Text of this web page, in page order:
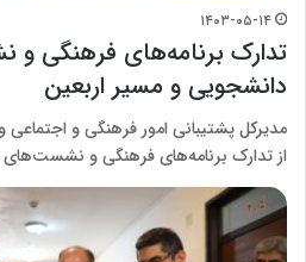
۱۴۰۳-۰۵-۱۴
تدارک برنامه‌های فرهنگی
دانشجویی و مسیر اربعین
مدیرکل پشتیبانی امور فرهنگی و اجتماعی
از تدارک برنامه‌های فرهنگی و